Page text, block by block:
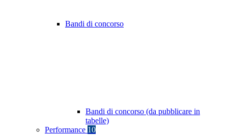
Bandi di concorso
Bandi di concorso (da pubblicare in
tabelle)
Performance 10